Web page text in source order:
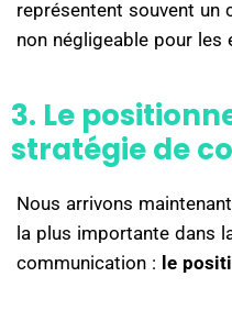
représentent souvent un
non négligeable pour les
3. Le
stratégie de
Nous arrivons
la plus importante dans
communication : le